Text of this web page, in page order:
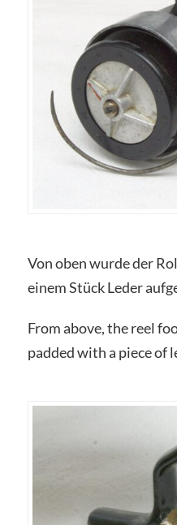
Von oben wurde der
einem Stück Leder
From above, the reel
padded with a piece of